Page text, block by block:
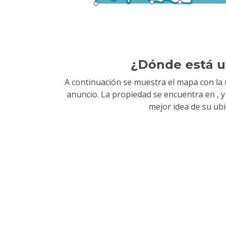
¿Dónde está
A continuación se muestra el mapa con
anuncio. La propiedad se encuentra en ,
mejor idea de su